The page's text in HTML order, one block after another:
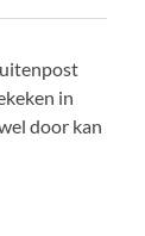
in
door kan